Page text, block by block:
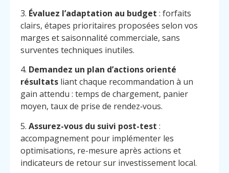
3. Évaluez l’adaptation au budget : forfaits
clairs, étapes prioritaires proposées selon vos
marges et saisonnalité commerciale, sans
surventes techniques inutiles.
4. Demandez un plan d’actions orienté
résultats liant chaque recommandation à un
gain attendu : temps de chargement, panier
moyen, taux de prise de rendez‑vous.
5. Assurez-vous du suivi post-test :
accompagnement pour implémenter les
optimisations, re-mesure après actions et
indicateurs de retour sur investissement local.